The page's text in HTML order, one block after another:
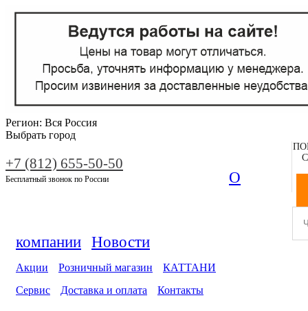
Регион: Вся Россия
Выбрать город
+7 (812) 655-50-50
Бесплатный звонок по России О
компании Новости
Акции Розничный магазин
КАТТАНИ
Сервис
Доставка и оплата Контакты